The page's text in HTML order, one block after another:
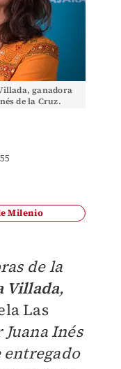
ganadora
de la Cruz.
Milenio
de la
Villada,
Las
Inés
entregado